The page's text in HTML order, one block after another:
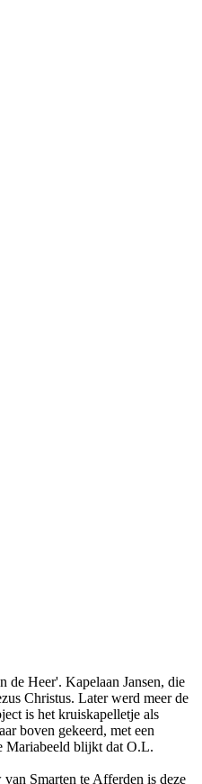
de Heer'. Kapelaan Jansen, die
Christus. Later werd meer de
is het kruiskapelletje als
boven gekeerd, met een
Mariabeeld blijkt dat O.L.
Smarten te Afferden is deze